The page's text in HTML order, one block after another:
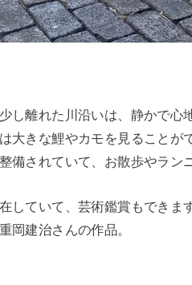
し離れた川沿いは、静かで心
大きな鯉やカモを見ることが
備されていて、お散歩やラン
していて、芸術鑑賞もできま
岡建治さんの作品。